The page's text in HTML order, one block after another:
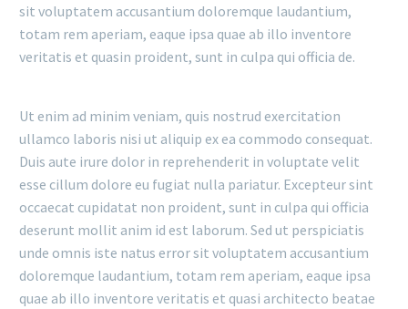
sit voluptatem accusantium doloremque laudantium,
totam rem aperiam, eaque ipsa quae ab illo inventore
veritatis et quasin proident, sunt in culpa qui officia de.
Ut enim ad minim veniam, quis nostrud exercitation
ullamco laboris nisi ut aliquip ex ea commodo consequat.
Duis aute irure dolor in reprehenderit in voluptate velit
esse cillum dolore eu fugiat nulla pariatur. Excepteur sint
occaecat cupidatat non proident, sunt in culpa qui officia
deserunt mollit anim id est laborum. Sed ut perspiciatis
unde omnis iste natus error sit voluptatem accusantium
doloremque laudantium, totam rem aperiam, eaque ipsa
quae ab illo inventore veritatis et quasi architecto beatae